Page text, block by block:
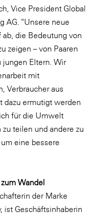
Vice President Global
AG. "Unsere neue
ab, die Bedeutung von
zeigen – von Paaren
jungen Eltern. Wir
mit
Verbraucher aus
dazu ermutigt werden
für die Umwelt
teilen und andere zu
eine bessere
Wandel
der Marke
, ist Geschäftsinhaberin